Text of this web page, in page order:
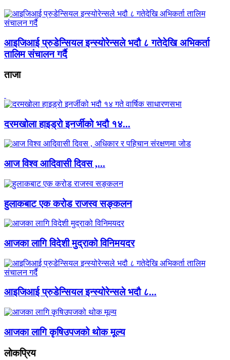
आइजिआई प्रुडेन्सियल इन्स्योरेन्सले भदौ ८ गतेदेखि अभिकर्ता
तालिम संचालन गर्दै
ताजा
दरमखोला हाइड्रो इनर्जीको भदौ १४...
आज विश्व आदिवासी दिवस ,...
हुलाकबाट एक करोड राजस्व सङ्कलन
आजका लागि विदेशी मुद्राको विनिमयदर
आइजिआई प्रुडेन्सियल इन्स्योरेन्सले भदौ ८...
आजका लागि कृषिउपजको थोक मूल्य
लाेकप्रिय